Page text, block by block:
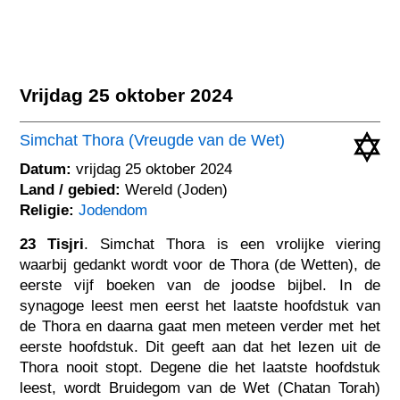
Vrijdag 25 oktober 2024
Simchat Thora (Vreugde van de Wet)
Datum: vrijdag 25 oktober 2024
Land / gebied: Wereld (Joden)
Religie: Jodendom
23 Tisjri. Simchat Thora is een vrolijke viering
waarbij gedankt wordt voor de Thora (de Wetten), de
eerste vijf boeken van de joodse bijbel. In de
synagoge leest men eerst het laatste hoofdstuk van
de Thora en daarna gaat men meteen verder met het
eerste hoofdstuk. Dit geeft aan dat het lezen uit de
Thora nooit stopt. Degene die het laatste hoofdstuk
leest, wordt Bruidegom van de Wet (Chatan Torah)